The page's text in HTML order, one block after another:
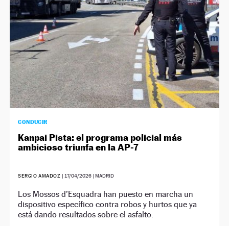
CONDUCIR
Kanpai Pista: el programa policial más
ambicioso triunfa en la AP-7
SERGIO AMADOZ |17/04/2026 | MADRID
Los Mossos d’Esquadra han puesto en marcha un
dispositivo específico contra robos y hurtos que ya
está dando resultados sobre el asfalto.